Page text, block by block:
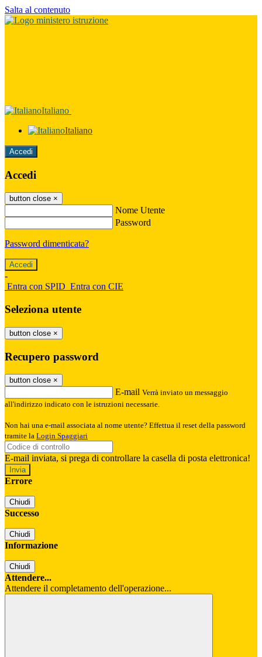
Salta al contenuto
Italiano
Italiano
Accedi
Accedi
button close ×
Nome Utente
Password
Password dimenticata?
-
Entra con SPID Entra con CIE
Seleziona utente
button close ×
Recupero password
button close ×
E-mail Verrà inviato un messaggio
all'indirizzo indicato con le istruzioni necessarie.
Non hai una e-mail associata al nome utente? Effettua il reset della password
tramite la Login Spaggiari
E-mail inviata, si prega di controllare la casella di posta elettronica!
Errore
Chiudi
Successo
Chiudi
Informazione
Chiudi
Attendere...
Attendere il completamento dell'operazione...